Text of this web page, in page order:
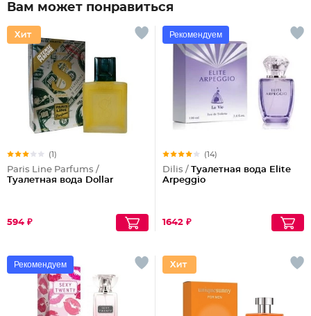
Вам может понравиться
(1)
Paris Line Parfums /
Туалетная вода Dollar
594 ₽
Рекомендуем
(14)
Dilis / Туалетная вода Elite
Arpeggio
1642 ₽
Рекомендуем